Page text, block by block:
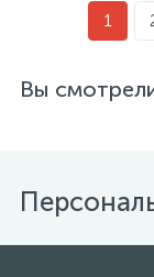
1
Вы